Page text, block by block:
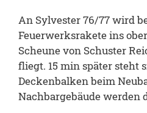
An Sylvester 76/77 wird
Feuerwerksrakete ins
Scheune von Schuster
fliegt. 15 min später steht
Deckenbalken beim
Nachbargebäude werden